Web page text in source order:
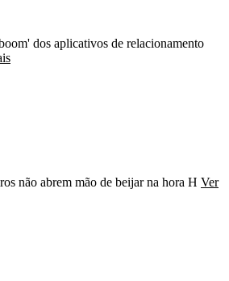
dos aplicativos de relacionamento
não abrem mão de beijar na hora H Ver